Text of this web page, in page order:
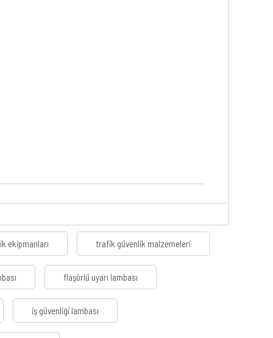
ekipmanları trafik güvenlik malzemeleri
flaşörlü uyarı lambası
iş güvenliği lambası